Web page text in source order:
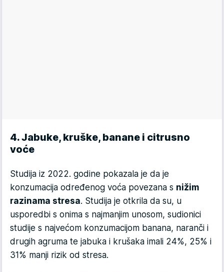
4. Jabuke, kruške, banane i citrusno
voće
Studija iz 2022. godine pokazala je da je
konzumacija određenog voća povezana s nižim
razinama stresa. Studija je otkrila da su, u
usporedbi s onima s najmanjim unosom, sudionici
studije s najvećom konzumacijom banana, naranči i
drugih agruma te jabuka i krušaka imali 24%, 25% i
31% manji rizik od stresa.